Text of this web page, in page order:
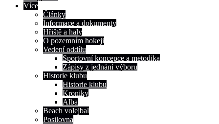
Více
Články
Informace a dokumenty
Hřiště a haly
O pozemním hokeji
Vedení oddílu
Sportovní koncepce a metodika
Zápisy z jednání výboru
Historie klubu
Historie klubu
Kroniky
Alba
Beach volejbal
Posilovna